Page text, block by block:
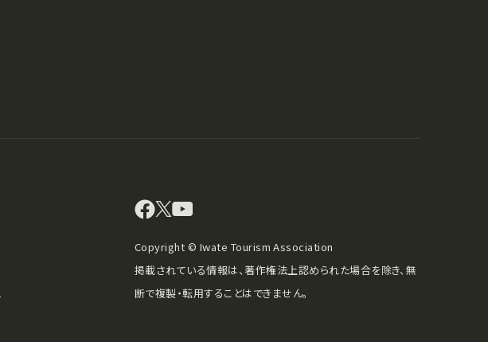
Copyright © Iwate Tourism Association
掲載されている情報は、著作権法上認められた場合を除き、無
断で複製・転用することはできません。